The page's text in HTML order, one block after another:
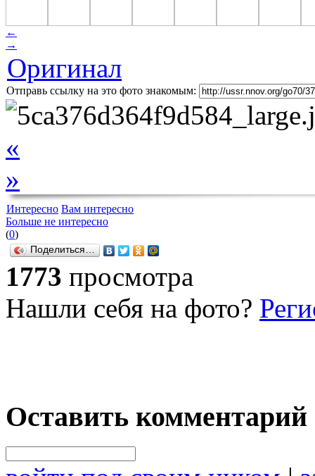
←
→
Оригинал
Отправь ссылку на это фото знакомым:
«
»
Интересно Вам интересно
Больше не интересно
(0)
Поделиться…
1773 просмотра
Нашли себя на фото?
Оставить комментарий